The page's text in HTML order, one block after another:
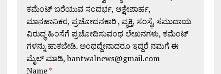
ಕಮೆಂಟ್ ಬರೆಯುವ ಸಂದರ್ಭ, ಆಕ್ಷೇಪಾರ್ಹ,
ಮಾನಹಾನಿಕರ, ಪ್ರಚೋದನಕಾರಿ , ವ್ಯಕ್ತಿ, ಸಂಸ್ಥೆ, ಸಮುದಾಯ
ವಿರುದ್ಧ ಹಿಂಸೆಗೆ ಪ್ರಚೋದಿಸುವಂಥ ಲೇಖನಗಳು, ಕಮೆಂಟ್
ಗಳನ್ನು ಹಾಕಬೇಡಿ. ಅಂಥದ್ದೇನಾದರೂ ಇದ್ದರೆ ನಮಗೆ ಈ
ಮೈಲ್ ಮಾಡಿ, bantwalnews@gmail.com
Name*